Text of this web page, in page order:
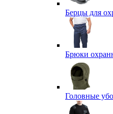
Берцы для
Брюки
Головные